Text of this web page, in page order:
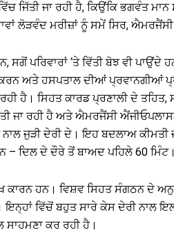
ਜਿੱਤੀ ਜਾ ਰਹੀ ਹੈ, ਕਿਉਂਕਿ ਭਗਵੰਤ
ਲੋੜਵੰਦ ਮਰੀਜ਼ਾਂ ਨੂੰ ਸਮੇਂ ਸਿਰ,
ਪਰਿਵਾਰਾਂ ‘ਤੇ ਵਿੱਤੀ ਬੋਝ ਵੀ ਪਾਉਂਦੇ
ਅਤੇ ਹਸਪਤਾਲ ਦੀਆਂ ਪ੍ਰਵਾਨਗੀਆਂ
ਹੈ। ਸਿਹਤ ਕਾਰਡ ਪ੍ਰਣਾਲੀ ਦੇ ਤਹਿਤ,
ਜਾ ਰਹੀ ਹੈ ਅਤੇ ਐਮਰਜੈਂਸੀ
ਜੁੜੀ ਦੇਰੀ ਦੇ। ਇਹ ਬਦਲਾਅ
– ਦਿਲ ਦੇ ਦੌਰੇ ਤੋਂ ਬਾਅਦ ਪਹਿਲੇ 60 ਮਿੰਟ।
ਕਾਰਨ ਹਨ। ਵਿਸ਼ਵ ਸਿਹਤ ਸੰਗਠਨ ਦੇ
ਵਿੱਚੋਂ ਬਹੁਤ ਸਾਰੇ ਕੇਸ ਦੇਰੀ ਨਾਲ
ਸਾਹਮਣਾ ਕਰ ਰਹੀ ਹੈ।